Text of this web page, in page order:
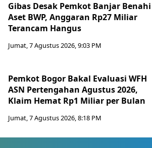
Gibas Desak Pemkot Banjar Benahi
Aset BWP, Anggaran Rp27 Miliar
Terancam Hangus
Jumat, 7 Agustus 2026, 9:03 PM
Pemkot Bogor Bakal Evaluasi WFH
ASN Pertengahan Agustus 2026,
Klaim Hemat Rp1 Miliar per Bulan
Jumat, 7 Agustus 2026, 8:18 PM